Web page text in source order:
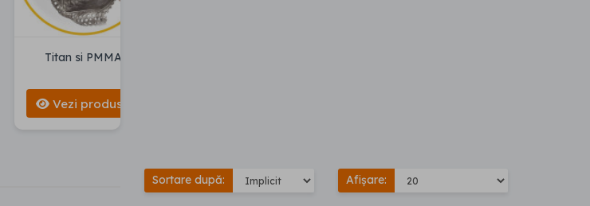
Titan si PMMA
Vezi produse
Sortare după: Afișare: